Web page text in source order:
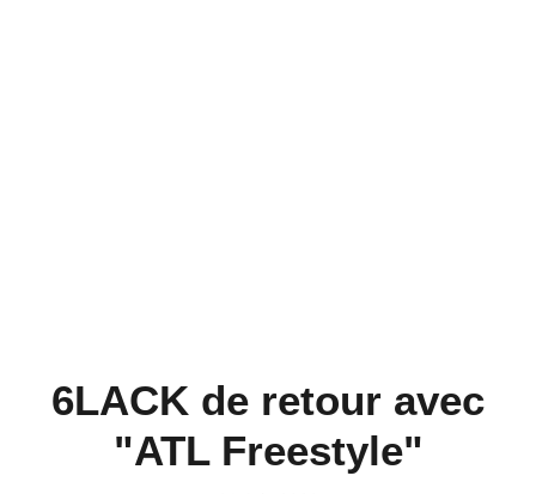
6LACK de retour avec
"ATL Freestyle"